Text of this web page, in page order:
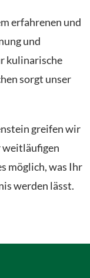
erfahrenen und
und
kulinarische
sorgt unser
greifen wir
weitläufigen
möglich, was Ihr
werden lässt.